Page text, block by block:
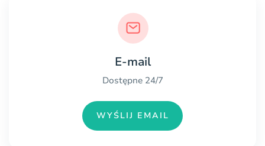
E-mail
Dostępne 24/7
WYŚLIJ EMAIL